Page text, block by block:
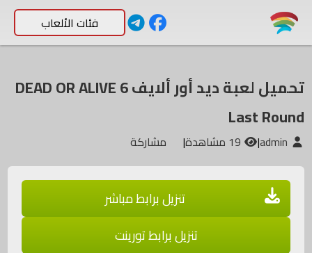
فئات الألعاب
تحميل لعبة ديد أور ألايف DEAD OR ALIVE 6
Last Round
|
| مشاركة
تنزيل برابط مباشر
تنزيل برابط تورينت